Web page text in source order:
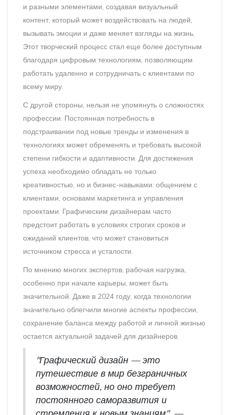
и разными элементами, создавая визуальный
контент, который может воздействовать на людей,
вызывать эмоции и даже меняет взгляды на жизнь.
Этот творческий процесс стал еще более доступным
благодаря цифровым технологиям, позволяющим
работать удаленно и сотрудничать с клиентами по
всему миру.
С другой стороны, нельзя не упомянуть о сложностях
профессии. Постоянная потребность в
подстраивании под новые тренды и изменения в
технологиях может обременять и требовать высокой
степени гибкости и адаптивности. Для достижения
успеха необходимо обладать не только
креативностью, но и бизнес-навыками: общением с
клиентами, основами маркетинга и управления
проектами. Графическим дизайнерам часто
предстоит работать в условиях строгих сроков и
ожиданий клиентов, что может становиться
источником стресса и усталости.
По мнению многих экспертов, рабочая нагрузка,
особенно при начале карьеры, может быть
значительной. Даже в 2024 году, когда технологии
значительно облегчили многие аспекты профессии,
сохранение баланса между работой и личной жизнью
остается актуальной задачей для дизайнеров.
"Графический дизайн — это
путешествие в мир безграничных
возможностей, но оно требует
постоянного саморазвития и